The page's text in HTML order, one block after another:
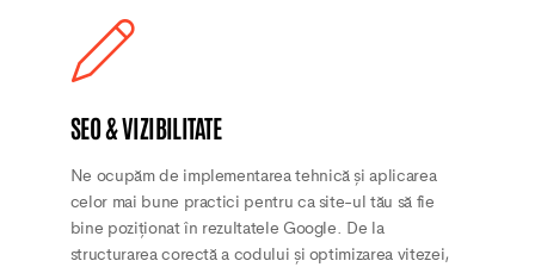
SEO & VIZIBILITATE
Ne ocupăm de implementarea tehnică și aplicarea
celor mai bune practici pentru ca site-ul tău să fie
bine poziționat în rezultatele Google. De la
structurarea corectă a codului și optimizarea vitezei,